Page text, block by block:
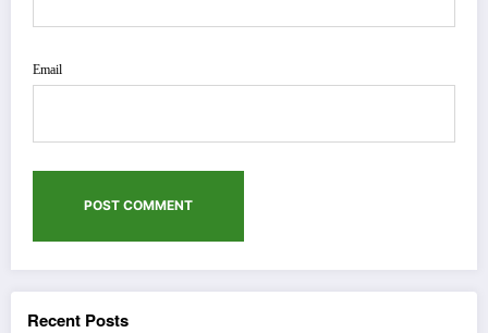
Email
Recent Posts